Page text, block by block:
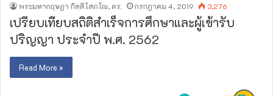
พระมหากฤษฎา กิตฺติโสภโณ, ดร. กรกฎาคม 4, 2019 3,276
เปรียบเทียบสถิติสำเร็จการศึกษาและผู้เข้ารับ
ปริญญา ประจำปี พ.ศ. 2562
Read More »